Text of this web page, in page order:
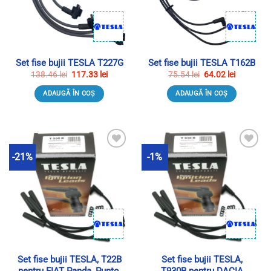
Set fise bujii TESLA T227G
138.46lei Prețul
a
fost:
138.46 lei.
117.33 leiPrețul
ADAUGĂ ÎN COȘ
Set fise bujii TESLA T162B
75.54lei Prețul
a
fost:
75.54 lei.
64.02 leiPrețul
este:
64.02 lei.
ADAUGĂ ÎN COȘ
-21% Adauga in Wishlist
Set fise bujii TESLA, T22B
-1% Adauga in Wishlist
Set fise bujii TESLA,